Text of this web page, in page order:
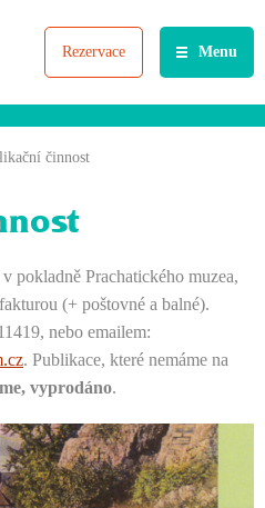
Menu
Rezervace
činnost
pokladně Prachatického muzea,
(+ poštovné a balné).
nebo emailem:
. Publikace, které nemáme na
vyprodáno.